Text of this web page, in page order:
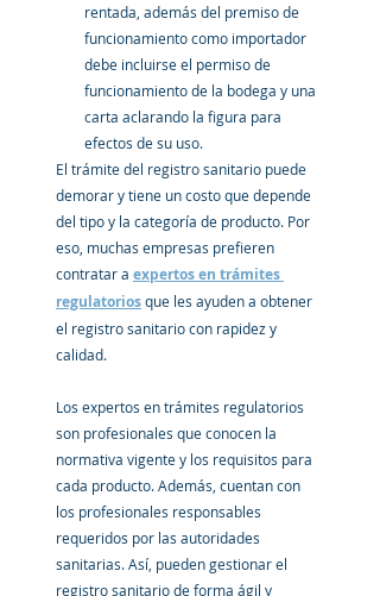
rentada, además del premiso de
funcionamiento como importador
debe incluirse el permiso de
funcionamiento de la bodega y una
carta aclarando la figura para
efectos de su uso.
El trámite del registro sanitario puede
demorar y tiene un costo que depende
del tipo y la categoría de producto. Por
eso, muchas empresas prefieren
contratar a expertos en trámites
regulatorios que les ayuden a obtener
el registro sanitario con rapidez y
calidad.
Los expertos en trámites regulatorios
son profesionales que conocen la
normativa vigente y los requisitos para
cada producto. Además, cuentan con
los profesionales responsables
requeridos por las autoridades
sanitarias. Así, pueden gestionar el
registro sanitario de forma ágil y